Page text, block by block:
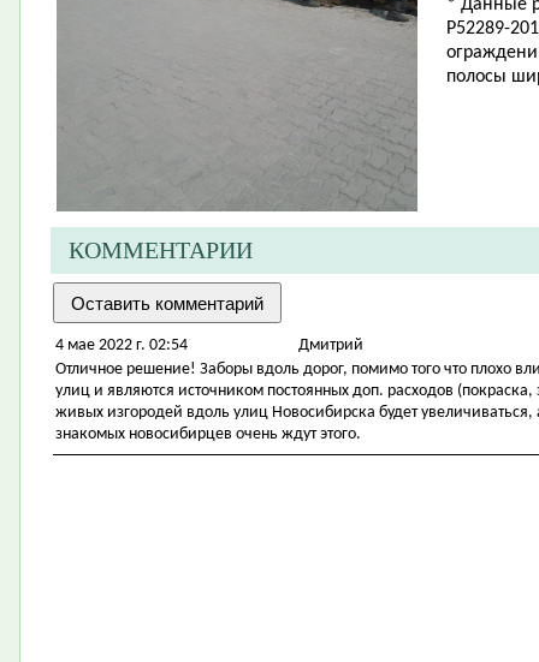
* Данные
Р52289-
полосы
КОММЕНТАРИИ
4 мае 2022 г. 02:54
Дмитрий
Отличное решение! Заборы вдоль дорог, помимо того что плохо
улиц и являются источником постоянных доп. расходов (покраска,
живых изгородей вдоль улиц Новосибирска будет
знакомых новосибирцев очень ждут этого.